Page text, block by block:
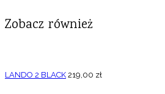
Zobacz również
LANDO 2 BLACK 219,00 zł